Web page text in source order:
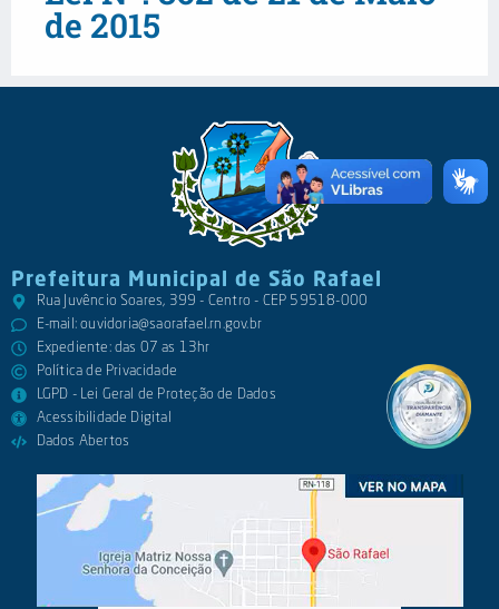
de 2015
Prefeitura Municipal de São Rafael
Rua Juvêncio Soares, 399 - Centro - CEP 59518-000
E-mail:ouvidoria@saorafael.rn.gov.br
Expediente: das 07 as 13hr
Política de Privacidade
LGPD - Lei Geral de Proteção de Dados
Acessibilidade Digital
Dados Abertos